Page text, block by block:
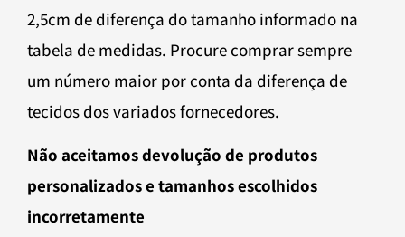
2,5cm de diferença do tamanho informado na
tabela de medidas. Procure comprar sempre
um número maior por conta da diferença de
tecidos dos variados fornecedores.
Não aceitamos devolução de produtos
personalizados e tamanhos escolhidos
incorretamente